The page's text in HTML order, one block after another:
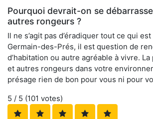
Pourquoi devrait-on se
autres rongeurs ?
Il ne s’agit pas d’éradiquer tout ce qui
Germain-des-Prés, il est question de
d’habitation ou autre agréable à vivre.
et autres rongeurs dans votre
présage rien de bon pour vous ni pour
5 / 5 (101 votes)